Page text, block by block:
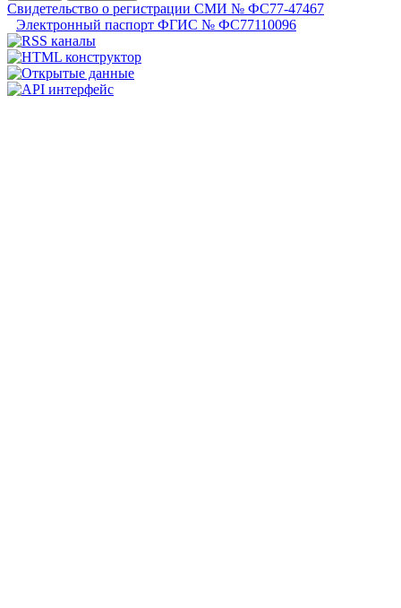
Свидетельство о регистрации СМИ № ФС77-47467
Электронный паспорт ФГИС № ФС77110096